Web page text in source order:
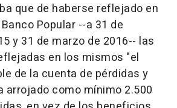
que de haberse reflejado en
Popular --a 31 de
y 31 de marzo de 2016-- las
en los mismos "el
de la cuenta de pérdidas y
arrojado como mínimo 2.500